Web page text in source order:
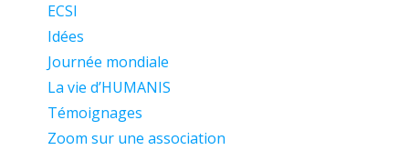
ECSI
Idées
Journée mondiale
La vie d’HUMANIS
Témoignages
Zoom sur une association